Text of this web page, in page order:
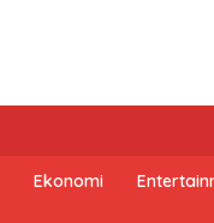
Ekonomi